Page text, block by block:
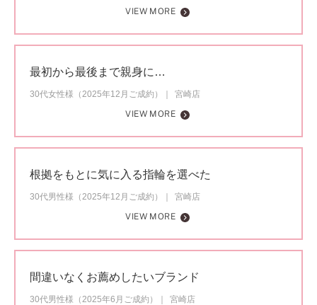
VIEW MORE
最初から最後まで親身に…
30代女性様（2025年12月ご成約）
宮崎店
VIEW MORE
根拠をもとに気に入る指輪を選べた
30代男性様（2025年12月ご成約）
宮崎店
VIEW MORE
間違いなくお薦めしたいブランド
30代男性様（2025年6月ご成約）
宮崎店